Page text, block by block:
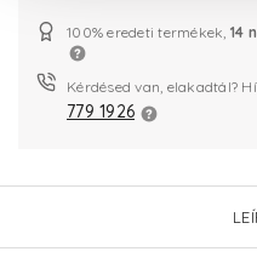
100% eredeti termékek, 14
Kérdésed van, elakadtál?
779 1926